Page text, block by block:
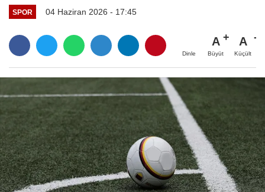
SPOR 04 Haziran 2026 - 17:45
Dinle
A
Büyüt
A
Küçült